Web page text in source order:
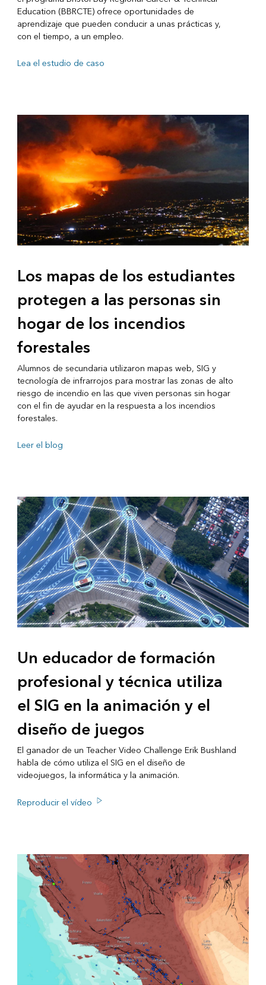
Education (BBRCTE) ofrece oportunidades de
aprendizaje que pueden conducir a unas prácticas y,
con el tiempo, a un empleo.
Lea el estudio de caso
Los mapas de los estudiantes
protegen a las personas sin
hogar de los incendios
forestales
Alumnos de secundaria utilizaron mapas web, SIG y
tecnología de infrarrojos para mostrar las zonas de alto
riesgo de incendio en las que viven personas sin hogar
con el fin de ayudar en la respuesta a los incendios
forestales.
Leer el blog
Un educador de formación
profesional y técnica utiliza
el SIG en la animación y el
diseño de juegos
El ganador de un Teacher Video Challenge Erik Bushland
habla de cómo utiliza el SIG en el diseño de
videojuegos, la informática y la animación.
Reproducir el vídeo